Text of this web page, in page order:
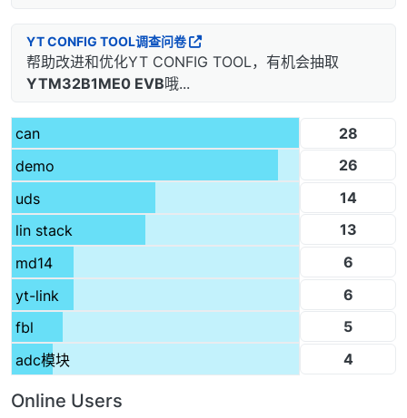
YT CONFIG TOOL调查问卷
帮助改进和优化YT CONFIG TOOL，有机会抽取
YTM32B1ME0 EVB哦...
can
28
demo
26
uds
14
lin stack
13
md14
6
yt-link
6
fbl
5
adc模块
4
Online Users